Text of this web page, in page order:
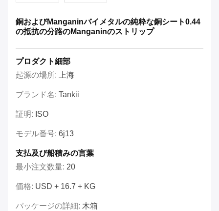
銅およびManganinバイメタルの純粋な銅シート0.44
の抵抗の分路のManganinのストリップ
プロダクト細部
起源の場所: 上海
ブランド名: Tankii
証明: ISO
モデル番号: 6j13
支払及び船積みの言葉
最小注文数量: 20
価格: USD + 16.7 + KG
パッケージの詳細: 木箱